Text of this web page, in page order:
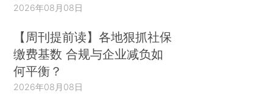
2026年08月08日
【周刊提前读】各地狠抓社保
缴费基数 合规与企业减负如
何平衡？
2026年08月08日